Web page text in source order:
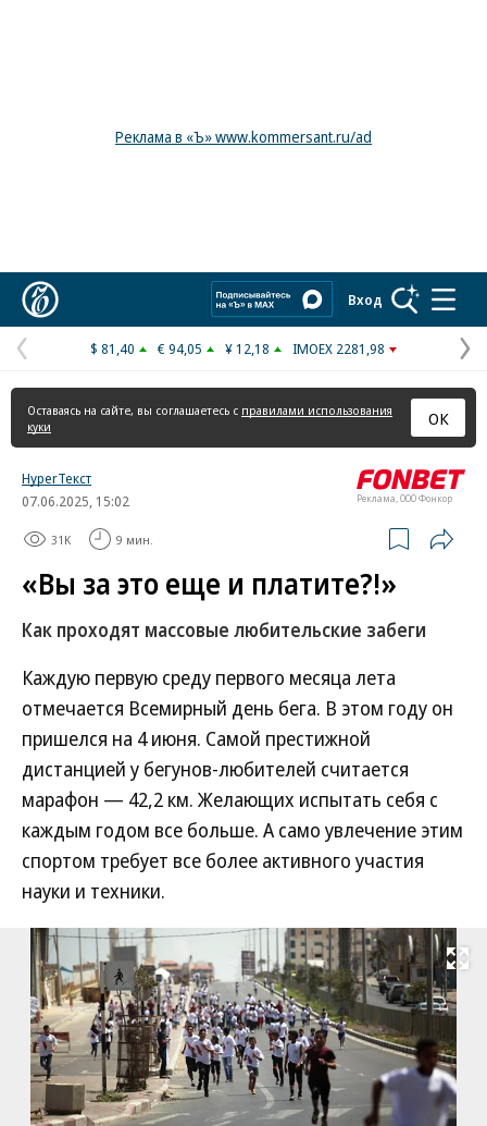
Реклама в «Ъ» www.kommersant.ru/ad
Вход
Предыдущая
страница
$ 81,40 € 94,05 ¥ 12,18 IMOEX 2281,98
Оставаясь на сайте, вы соглашаетесь с правилами использования
куки
ОК
Реклама, ООО Фонкор
HyperТекст
07.06.2025, 15:02
31K 9 мин.
«Вы за это еще и платите?!»
Как проходят массовые любительские забеги
Каждую первую среду первого месяца лета
отмечается Всемирный день бега. В этом году он
пришелся на 4 июня. Самой престижной
дистанцией у бегунов-любителей считается
марафон — 42,2 км. Желающих испытать себя с
каждым годом все больше. А само увлечение этим
спортом требует все более активного участия
науки и техники.
Развернуть